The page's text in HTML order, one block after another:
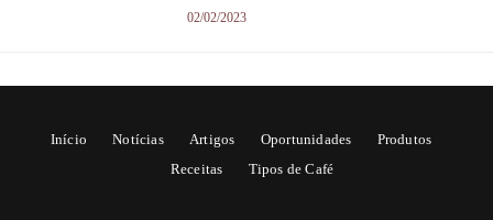
02/02/2023
Início Notícias Artigos Oportunidades
Produtos
Receitas
Tipos de Café